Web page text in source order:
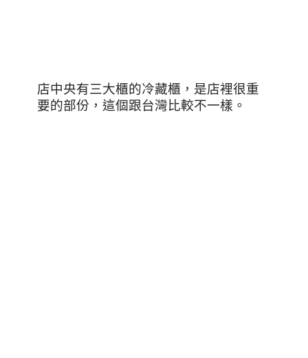
店中央有三大櫃的冷藏櫃，是店裡很重
要的部份，這個跟台灣比較不一樣。